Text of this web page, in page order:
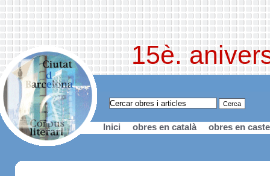
15è.
Inici obres en català obres en